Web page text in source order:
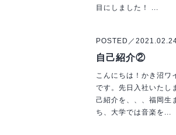
目にしました！ ...
POSTED／
自己紹介②
こんにちは！かき沼ワ
です。先日入社いた
己紹介を、、、福岡生
ち、大学では音楽を...